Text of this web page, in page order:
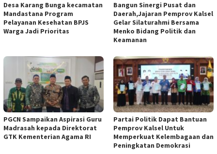
Desa Karang Bunga kecamatan
Mandastana Program
Pelayanan Kesehatan BPJS
Warga Jadi Prioritas
Bangun Sinergi Pusat dan
Daerah,Jajaran Pemprov Kalsel
Gelar Silaturahmi Bersama
Menko Bidang Politik dan
Keamanan
PGCN Sampaikan Aspirasi Guru
Madrasah kepada Direktorat
GTK Kementerian Agama RI
Partai Politik Dapat Bantuan
Pemprov Kalsel Untuk
Memperkuat Kelembagaan dan
Peningkatan Demokrasi